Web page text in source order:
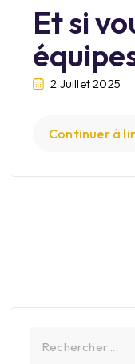
Et si
2 Juillet 2025
Continuer à